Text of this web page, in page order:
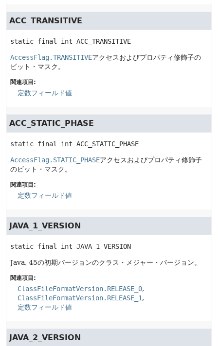
ACC_TRANSITIVE
static final int ACC_TRANSITIVE
AccessFlag.TRANSITIVEアクセスおよびプロパティ修飾子の
ビット・マスク。
関連項目:
定数フィールド値
ACC_STATIC_PHASE
static final int ACC_STATIC_PHASE
AccessFlag.STATIC_PHASEアクセスおよびプロパティ修飾子
のビット・マスク。
関連項目:
定数フィールド値
JAVA_1_VERSION
static final int JAVA_1_VERSION
Java, 45の初期バージョンのクラス・メジャー・バージョン。
関連項目:
ClassFileFormatVersion.RELEASE_0
ClassFileFormatVersion.RELEASE_1
定数フィールド値
JAVA_2_VERSION